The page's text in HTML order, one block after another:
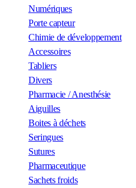
Numériques
Porte capteur
Chimie de développement
Accessoires
Tabliers
Divers
Pharmacie / Anesthésie
Aiguilles
Boites à déchets
Seringues
Sutures
Pharmaceutique
Sachets froids